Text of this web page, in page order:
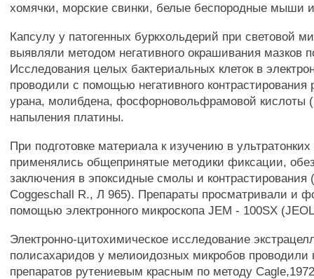
хомячки, морские свинки, белые беспородные мыши
Капсулу у патогенных буркхольдерий при световой
выявляли методом негативного окрашивания мазков
Исследования целых бактериальных клеток в
проводили с помощью негативного контрастирования
урана, молибдена, фосфорновольфрамовой кислоты
напыления платины.
При подготовке материала к изучению в ультратонких
применялись общепринятые методики фиксации,
заключения в эпоксидные смолы и контрастирования
Coggeschall R., Л 965). Препараты просматривали и
помощью электронного микроскопа JEM - 100SX
Электронно-цитохимическое исследование
полисахаридов у мелиоидозных микробов проводили
препаратов рутениевым красным по методу